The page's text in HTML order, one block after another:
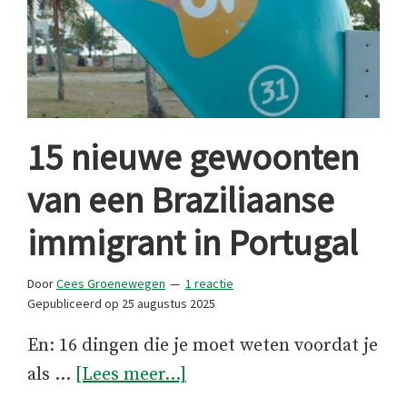
15 nieuwe gewoonten
van een Braziliaanse
immigrant in Portugal
DoorCees Groenewegen
1 reactie
Gepubliceerd op 25 augustus 2025
En: 16 dingen die je moet weten voordat je
als … [Lees meer...]